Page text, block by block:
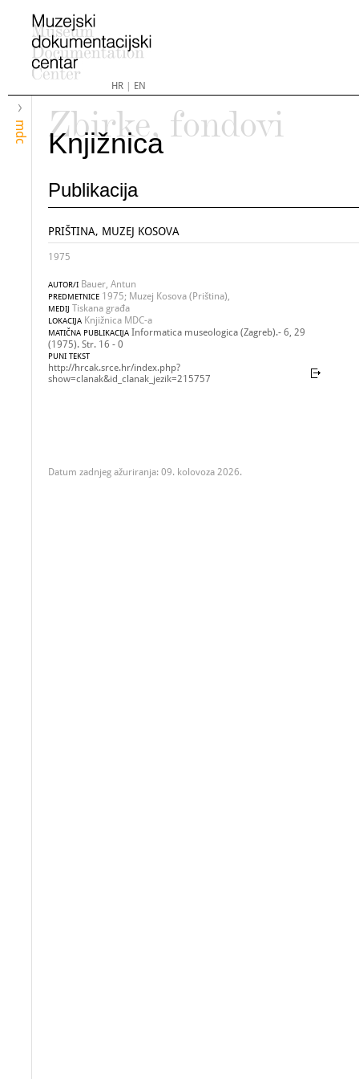
HR| EN
mdc
Zbirke, fondovi
Knjižnica
Publikacija
PRIŠTINA, MUZEJ KOSOVA
1975
AUTOR/I Bauer, Antun
PREDMETNICE 1975; Muzej Kosova (Priština),
MEDIJ Tiskana građa
LOKACIJA Knjižnica MDC-a
MATIČNA PUBLIKACIJA Informatica museologica (Zagreb).- 6, 29
(1975). Str. 16 - 0
PUNI TEKST
http://hrcak.srce.hr/index.php?
show=clanak&id_clanak_jezik=215757
Datum zadnjeg ažuriranja: 09. kolovoza 2026.